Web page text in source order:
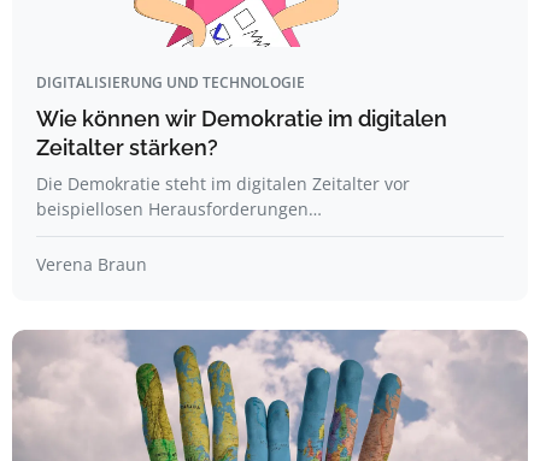
DIGITALISIERUNG UND TECHNOLOGIE
Wie können wir Demokratie im digitalen
Zeitalter stärken?
Die Demokratie steht im digitalen Zeitalter vor
beispiellosen Herausforderungen…
Verena Braun